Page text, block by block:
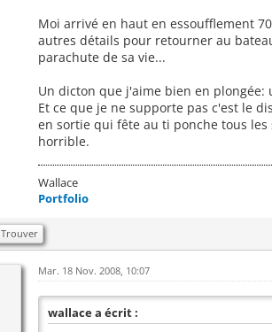
Moi arrivé en haut en essoufflement
autres détails pour retourner au
parachute de sa vie...
Un dicton que j'aime bien en
Et ce que je ne supporte pas c'est le
en sortie qui fête au ti ponche tous
horrible.
Wallace
Portfolio
Trouver
Mar. 18 Nov. 2008, 10:07
wallace a écrit :